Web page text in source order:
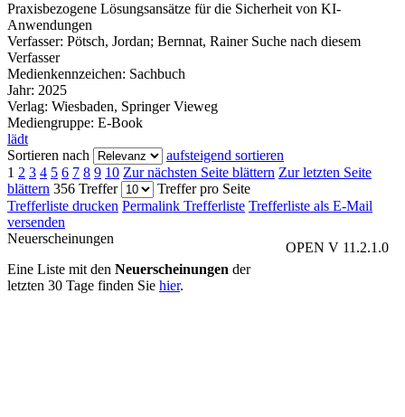
Praxisbezogene Lösungsansätze für die Sicherheit von KI-
Anwendungen
Verfasser: Pötsch, Jordan; Bernnat, Rainer Suche nach diesem
Verfasser
Medienkennzeichen: Sachbuch
Jahr: 2025
Verlag: Wiesbaden, Springer Vieweg
Mediengruppe: E-Book
lädt
Sortieren nach
aufsteigend sortieren
1 2 3 4 5 6 7 8 9 10 Zur nächsten Seite blättern Zur letzten Seite
blättern 356 Treffer
Treffer pro Seite
Trefferliste drucken Permalink Trefferliste Trefferliste als E-Mail
versenden
OPEN V 11.2.1.0
Neuerscheinungen
Eine Liste mit den Neuerscheinungen der
letzten 30 Tage finden Sie hier.